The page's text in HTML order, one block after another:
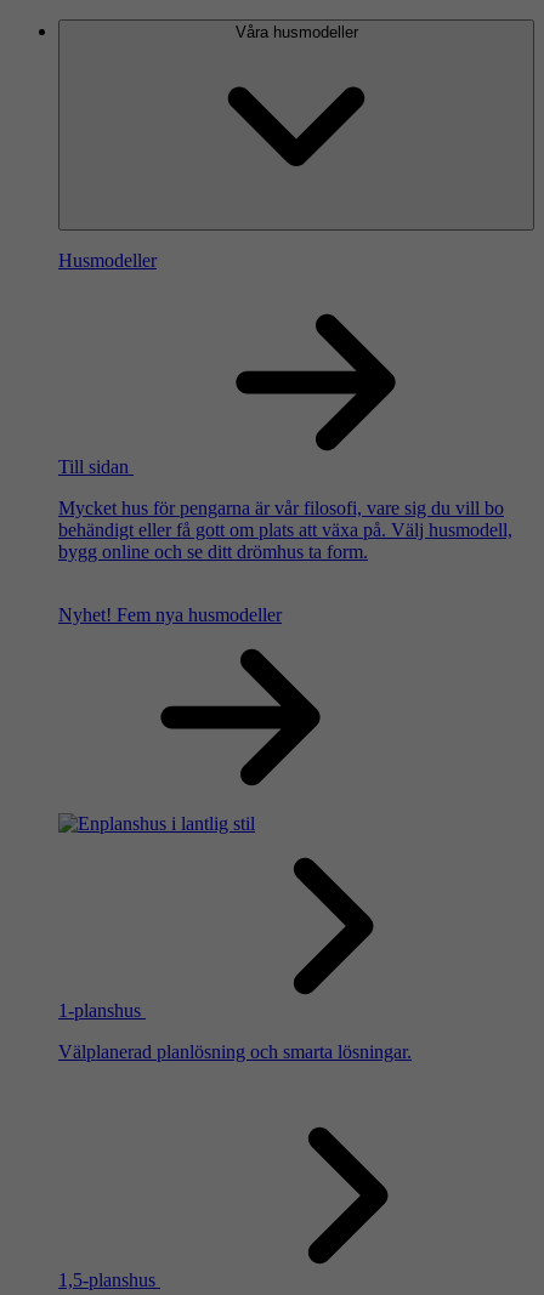
Våra husmodeller
Husmodeller
Till sidan
Mycket hus för pengarna är vår filosofi, vare sig du vill bo
behändigt eller få gott om plats att växa på. Välj husmodell,
bygg online och se ditt drömhus ta form.
Nyhet! Fem nya husmodeller
1-planshus
Välplanerad planlösning och smarta lösningar.
1,5-planshus